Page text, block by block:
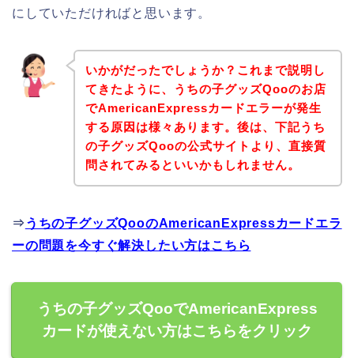
にしていただければと思います。
いかがだったでしょうか？これまで説明し
てきたように、うちの子グッズQooのお店
でAmericanExpressカードエラーが発生
する原因は様々あります。後は、下記うち
の子グッズQooの公式サイトより、直接質
問されてみるといいかもしれません。
⇒ うちの子グッズQooのAmericanExpressカードエラ
ーの問題を今すぐ解決したい方はこちら
うちの子グッズQooでAmericanExpress
カードが使えない方はこちらをクリック